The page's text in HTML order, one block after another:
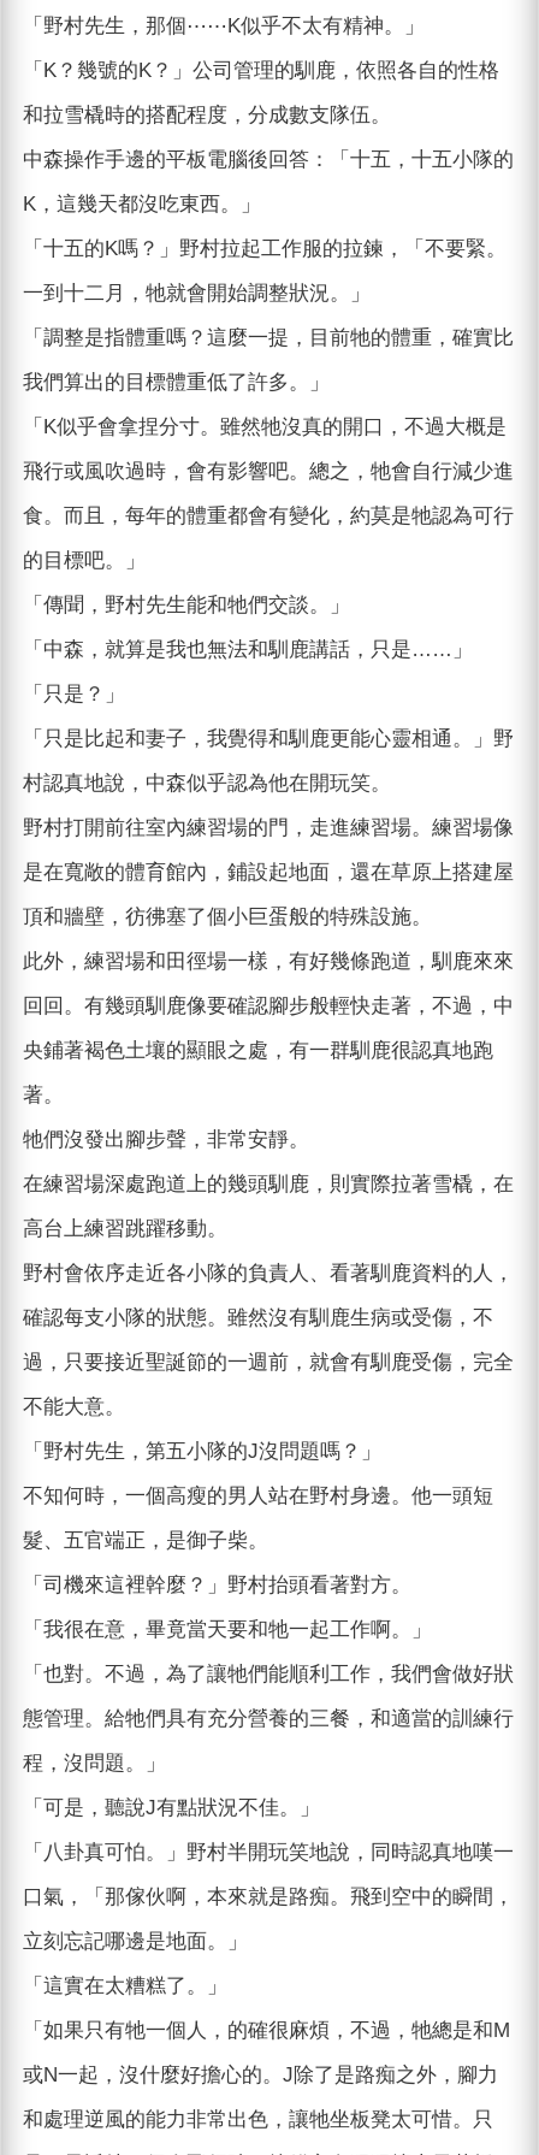
「野村先生，那個⋯⋯K似乎不太有精神。」
「K？幾號的K？」公司管理的馴鹿，依照各自的性格
和拉雪橇時的搭配程度，分成數支隊伍。
中森操作手邊的平板電腦後回答：「十五，十五小隊的
K，這幾天都沒吃東西。」
「十五的K嗎？」野村拉起工作服的拉鍊，「不要緊。
一到十二月，牠就會開始調整狀況。」
「調整是指體重嗎？這麼一提，目前牠的體重，確實比
我們算出的目標體重低了許多。」
「K似乎會拿捏分寸。雖然牠沒真的開口，不過大概是
飛行或風吹過時，會有影響吧。總之，牠會自行減少進
食。而且，每年的體重都會有變化，約莫是牠認為可行
的目標吧。」
「傳聞，野村先生能和牠們交談。」
「中森，就算是我也無法和馴鹿講話，只是……」
「只是？」
「只是比起和妻子，我覺得和馴鹿更能心靈相通。」野
村認真地說，中森似乎認為他在開玩笑。
野村打開前往室內練習場的門，走進練習場。練習場像
是在寬敞的體育館內，鋪設起地面，還在草原上搭建屋
頂和牆壁，彷彿塞了個小巨蛋般的特殊設施。
此外，練習場和田徑場一樣，有好幾條跑道，馴鹿來來
回回。有幾頭馴鹿像要確認腳步般輕快走著，不過，中
央鋪著褐色土壤的顯眼之處，有一群馴鹿很認真地跑
著。
牠們沒發出腳步聲，非常安靜。
在練習場深處跑道上的幾頭馴鹿，則實際拉著雪橇，在
高台上練習跳躍移動。
野村會依序走近各小隊的負責人、看著馴鹿資料的人，
確認每支小隊的狀態。雖然沒有馴鹿生病或受傷，不
過，只要接近聖誕節的一週前，就會有馴鹿受傷，完全
不能大意。
「野村先生，第五小隊的J沒問題嗎？」
不知何時，一個高瘦的男人站在野村身邊。他一頭短
髮、五官端正，是御子柴。
「司機來這裡幹麼？」野村抬頭看著對方。
「我很在意，畢竟當天要和牠一起工作啊。」
「也對。不過，為了讓牠們能順利工作，我們會做好狀
態管理。給牠們具有充分營養的三餐，和適當的訓練行
程，沒問題。」
「可是，聽說J有點狀況不佳。」
「八卦真可怕。」野村半開玩笑地說，同時認真地嘆一
口氣，「那傢伙啊，本來就是路痴。飛到空中的瞬間，
立刻忘記哪邊是地面。」
「這實在太糟糕了。」
「如果只有牠一個人，的確很麻煩，不過，牠總是和M
或N一起，沒什麼好擔心的。J除了是路痴之外，腳力
和處理逆風的能力非常出色，讓牠坐板凳太可惜。只